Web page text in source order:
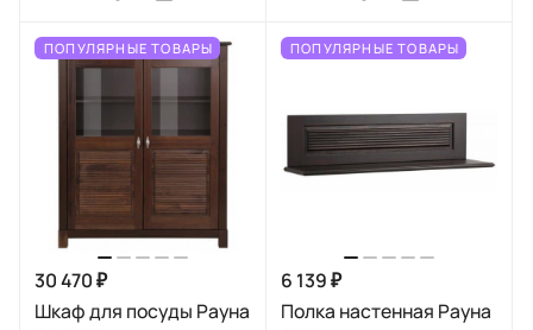
ПОПУЛЯРНЫЕ ТОВАРЫ
30 470 ₽
Шкаф для посуды Рауна
ПОПУЛЯРНЫЕ ТОВАРЫ
6 139 ₽
Полка настенная Рауна